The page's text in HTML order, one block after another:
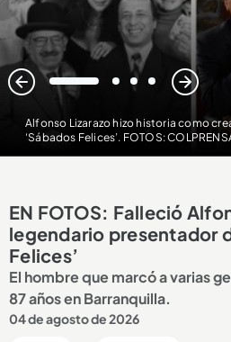
Alfonso Lizarazo hizo historia como
‘Sábados Felices’. FOTOS:
1 2 3 4
EN FOTOS: Falleció
legendario presentador
Felices’
El hombre que marcó a varias
87 años en Barranquilla.
04 de agosto de 2026